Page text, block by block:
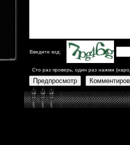
Введите код:
Сто раз проверь, один раз нажми
Предпросмотр